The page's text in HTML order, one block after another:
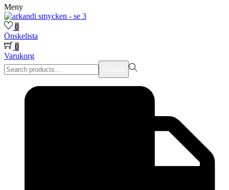
Meny
0
Önskelista
0
Varukorg
Search
for:>